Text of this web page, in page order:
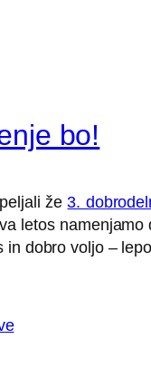
bo!
že3.
letos
dobro voljo –